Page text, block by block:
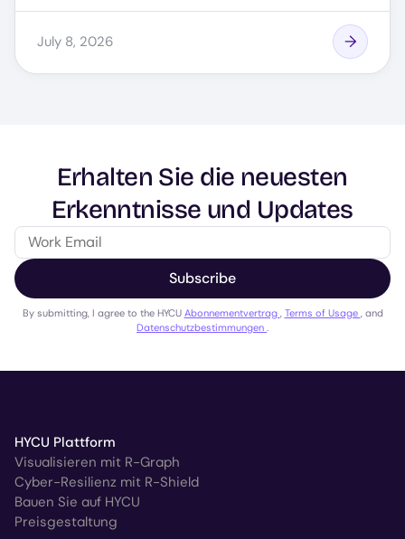
July 8, 2026
Erhalten Sie die neuesten
Erkenntnisse und Updates
Subscribe
By submitting, I agree to the HYCU Abonnementvertrag , Terms of Usage , and
Datenschutzbestimmungen .
HYCU Plattform
Visualisieren mit R-Graph
Cyber-Resilienz mit R-Shield
Bauen Sie auf HYCU
Preisgestaltung